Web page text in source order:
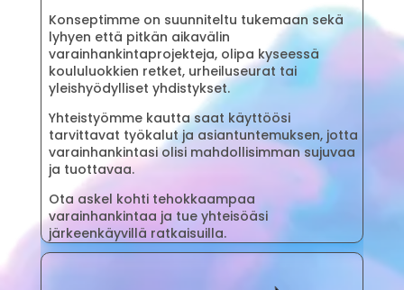
Konseptimme on suunniteltu tukemaan sekä
lyhyen että pitkän aikavälin
varainhankintaprojekteja, olipa kyseessä
koululuokkien retket, urheiluseurat tai
yleishyödylliset yhdistykset.
Yhteistyömme kautta saat käyttöösi
tarvittavat työkalut ja asiantuntemuksen, jotta
varainhankintasi olisi mahdollisimman sujuvaa
ja tuottavaa.
Ota askel kohti tehokkaampaa
varainhankintaa ja tue yhteisöäsi
järkeenkäyvillä ratkaisuilla.